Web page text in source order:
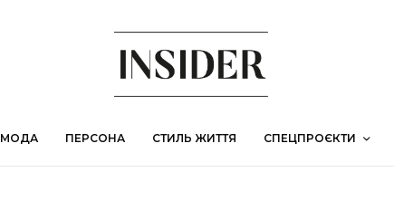
МОДА ПЕРСОНА СТИЛЬ ЖИТТЯ СПЕЦПРОЄКТИ